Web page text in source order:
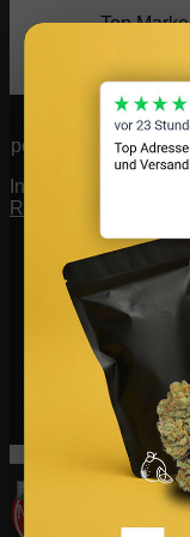
Top
powered by
In 3 Minuten
Rezept